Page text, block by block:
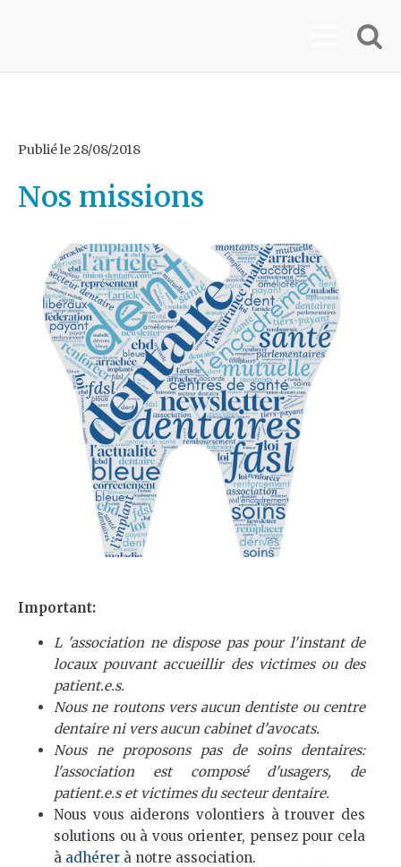
Publié le28/08/2018
Nos missions
Important:
L 'association ne dispose pas pour l'instant de
locaux pouvant accueillir des victimes ou des
patient.e.s.
Nous ne routons vers aucun dentiste ou centre
dentaire ni vers aucun cabinet d'avocats.
Nous ne proposons pas de soins dentaires:
l'association est composé d'usagers, de
patient.e.s et victimes du secteur dentaire.
Nous vous aiderons volontiers à trouver des
solutions ou à vous orienter, pensez pour cela
à adhérer à notre association.